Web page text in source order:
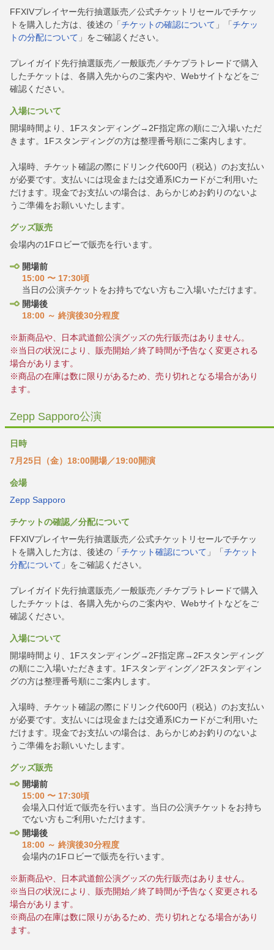
FFXIVプレイヤー先行抽選販売／公式チケットリセールでチケッ
トを購入した方は、後述の「 チケットの確認について 」「 チケッ
トの分配について 」をご確認ください。
プレイガイド先行抽選販売／一般販売／チケプラトレードで購入
したチケットは、各購入先からのご案内や、Webサイトなどをご
確認ください。
入場について
開場時間より、1Fスタンディング→2F指定席の順にご入場いただ
きます。1Fスタンディングの方は整理番号順にご案内します。
入場時、チケット確認の際にドリンク代600円（税込）のお支払い
が必要です。支払いには現金または交通系ICカードがご利用いた
だけます。現金でお支払いの場合は、あらかじめお釣りのないよ
うご準備をお願いいたします。
グッズ販売
会場内の1Fロビーで販売を行います。
開場前
15:00 〜 17:30頃
当日の公演チケットをお持ちでない方もご入場いただけます。
開場後
18:00 ～ 終演後30分程度
※新商品や、日本武道館公演グッズの先行販売はありません。
※当日の状況により、販売開始／終了時間が予告なく変更される
場合があります。
※商品の在庫は数に限りがあるため、売り切れとなる場合があり
ます。
Zepp Sapporo公演
日時
7月25日（金）18:00開場／19:00開演
会場
Zepp Sapporo
チケットの確認／分配について
FFXIVプレイヤー先行抽選販売／公式チケットリセールでチケッ
トを購入した方は、後述の「 チケット確認について 」「 チケット
分配について 」をご確認ください。
プレイガイド先行抽選販売／一般販売／チケプラトレードで購入
したチケットは、各購入先からのご案内や、Webサイトなどをご
確認ください。
入場について
開場時間より、1Fスタンディング→2F指定席→2Fスタンディング
の順にご入場いただきます。1Fスタンディング／2Fスタンディン
グの方は整理番号順にご案内します。
入場時、チケット確認の際にドリンク代600円（税込）のお支払い
が必要です。支払いには現金または交通系ICカードがご利用いた
だけます。現金でお支払いの場合は、あらかじめお釣りのないよ
うご準備をお願いいたします。
グッズ販売
開場前
15:00 〜 17:30頃
会場入口付近で販売を行います。当日の公演チケットをお持ち
でない方もご利用いただけます。
開場後
18:00 ～ 終演後30分程度
会場内の1Fロビーで販売を行います。
※新商品や、日本武道館公演グッズの先行販売はありません。
※当日の状況により、販売開始／終了時間が予告なく変更される
場合があります。
※商品の在庫は数に限りがあるため、売り切れとなる場合があり
ます。